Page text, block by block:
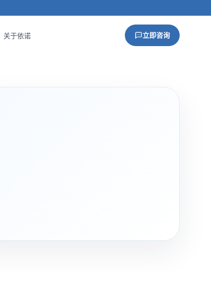
关于依诺 立即咨询